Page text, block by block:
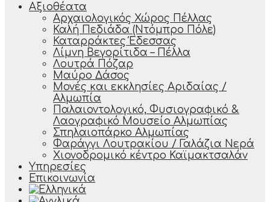
Αξιοθέατα
Αρχαιολογικός Χώρος Πέλλας
Καλή Πεδιάδα (Ντόμπρο Πόλε)
Καταρράκτες Έδεσσας
Λίμνη Βεγορίτιδα – Πέλλα
Λουτρά Πόζαρ
Μαύρο Δάσος
Μονές και εκκλησίες Αριδαίας /
Αλμωπία
Παλαιοντολογικό, Φυσιογραφικό &
Λαογραφικό Μουσείο Αλμωπίας
Σπηλαιοπάρκο Αλμωπίας
Φαράγγι Λουτρακίου / Γαλάζια Νερά
Χιονοδρομικό κέντρο Καϊμακτσαλάν
Υπηρεσίες
Επικοινωνία